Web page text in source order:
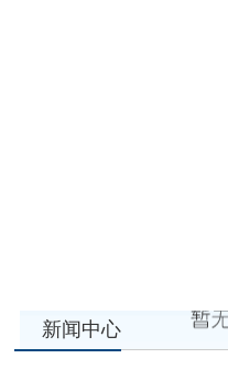
新闻中心